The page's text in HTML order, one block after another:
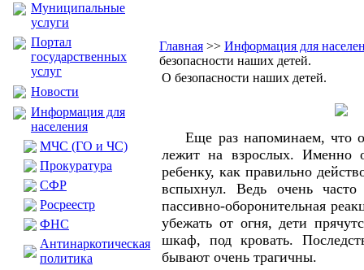
Муниципальные
услуги
Портал
государственных
услуг
Новости
Информация для
населения
МЧС (ГО и ЧС)
Прокуратура
CФР
Росреестр
ФНС
Антинаркотическая
политика
Главная >> Информация для
безопасности наших детей.
О безопасности наших детей.
Еще раз напоминаем, что
лежит на взрослых. Именно
ребенку, как правильно
вспыхнул. Ведь очень часто
пассивно-оборонительная
убежать от огня, дети
шкаф, под кровать.
бывают очень трагичны.